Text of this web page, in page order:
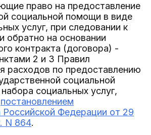
право на предоставление
социальной помощи в виде
услуг, при следовании к
обратно на основании
контракта (договора) -
2 и 3 Правил
расходов по предоставлению
социальной
социальных услуг,
постановлением
Российской Федерации от 29
N 864.